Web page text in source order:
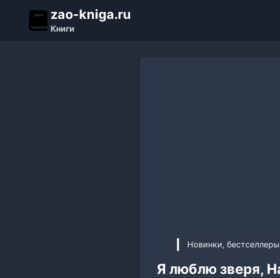
содержимому
zao-kniga.ru
Книги
Новинки,
Я люблю зверя,